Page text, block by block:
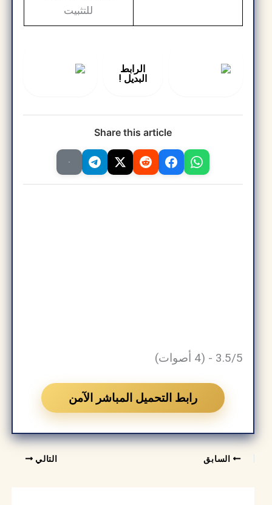
للتثبيت
الرابط
البديل !
Share this article
3.5/5 - (4 أصوات)
رابط التحميل المباشر الآمن
السابق التالي